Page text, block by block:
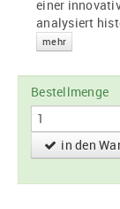
einer
analysiert
mehr
Bestellmenge
in den